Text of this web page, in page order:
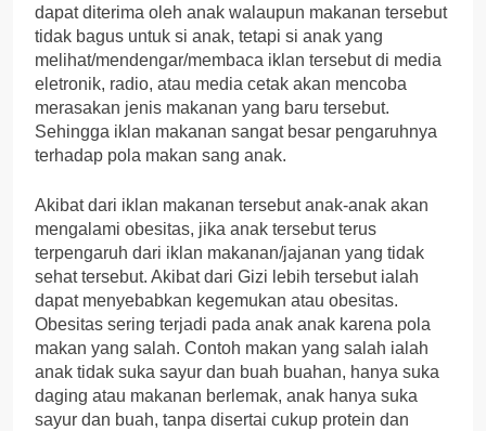
dapat diterima oleh anak walaupun makanan tersebut
tidak bagus untuk si anak, tetapi si anak yang
melihat/mendengar/membaca iklan tersebut di media
eletronik, radio, atau media cetak akan mencoba
merasakan jenis makanan yang baru tersebut.
Sehingga iklan makanan sangat besar pengaruhnya
terhadap pola makan sang anak.
Akibat dari iklan makanan tersebut anak-anak akan
mengalami obesitas, jika anak tersebut terus
terpengaruh dari iklan makanan/jajanan yang tidak
sehat tersebut. Akibat dari Gizi lebih tersebut ialah
dapat menyebabkan kegemukan atau obesitas.
Obesitas sering terjadi pada anak anak karena pola
makan yang salah. Contoh makan yang salah ialah
anak tidak suka sayur dan buah buahan, hanya suka
daging atau makanan berlemak, anak hanya suka
sayur dan buah, tanpa disertai cukup protein dan